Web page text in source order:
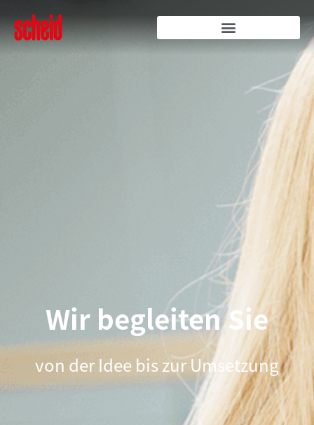
Wir begleiten Sie
von der Idee bis zur Umsetzung